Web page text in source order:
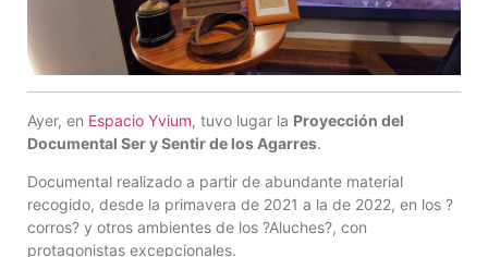
Ayer, en Espacio Yvium, tuvo lugar la Proyección del
Documental Ser y Sentir de los Agarres.
Documental realizado a partir de abundante material
recogido, desde la primavera de 2021 a la de 2022, en los ?
corros? y otros ambientes de los ?Aluches?, con
protagonistas excepcionales.